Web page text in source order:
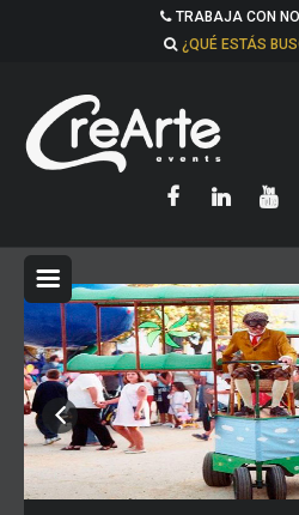
TRABAJA CON
¿QUÉ ESTÁS